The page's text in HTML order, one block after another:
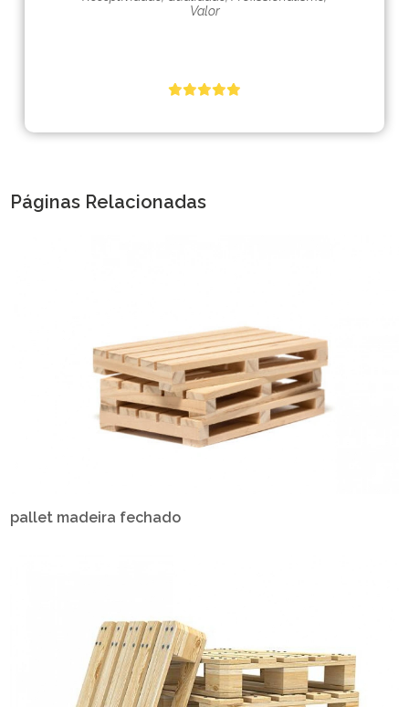
Valor
Páginas Relacionadas
pallet madeira fechado